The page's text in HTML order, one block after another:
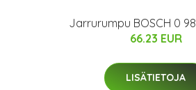
Jarrurumpu BOSCH 0
66.23 EUR
LISÄTIETOJA